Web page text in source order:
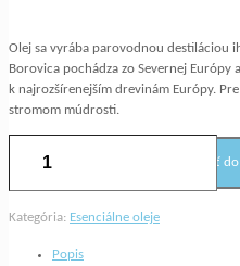
Olej sa vyrába parovodnou destiláciou
Borovica pochádza zo Severnej Európy
k najrozšírenejším drevinám Európy.
stromom múdrosti.
Esenciálny
Pridať
Kategória: Esenciálne oleje
Popis